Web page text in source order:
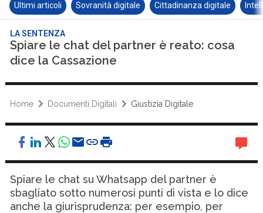
Ultimi articoli Sovranità digitale Cittadinanza digitale
LA SENTENZA
Spiare le chat del partner è reato: cosa
dice la Cassazione
Home Documenti Digitali Giustizia Digitale
Spiare le chat su Whatsapp del partner è
sbagliato sotto numerosi punti di vista e lo dice
anche la giurisprudenza: per esempio, per